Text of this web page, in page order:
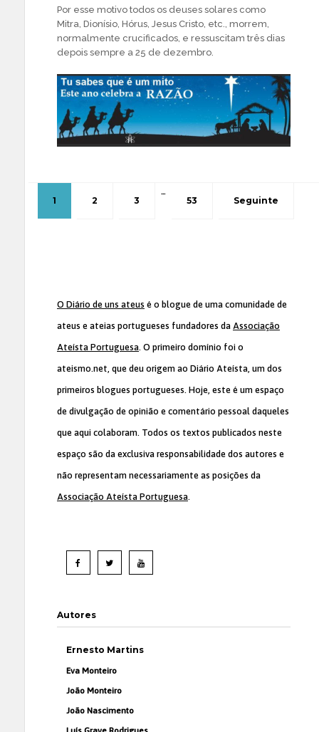
Por esse motivo todos os deuses solares como
Mitra, Dionísio, Hórus, Jesus Cristo, etc., morrem,
normalmente crucificados, e ressuscitam três dias
depois sempre a 25 de dezembro.
1 2 3
…
53 Seguinte
O Diário de uns ateus é o blogue de uma comunidade de
ateus e ateias portugueses fundadores da Associação
Ateísta Portuguesa. O primeiro domínio foi o
ateismo.net, que deu origem ao Diário Ateísta, um dos
primeiros blogues portugueses. Hoje, este é um espaço
de divulgação de opinião e comentário pessoal daqueles
que aqui colaboram. Todos os textos publicados neste
espaço são da exclusiva responsabilidade dos autores e
não representam necessariamente as posições da
Associação Ateísta Portuguesa.
Autores
Ernesto Martins
Eva Monteiro
João Monteiro
João Nascimento